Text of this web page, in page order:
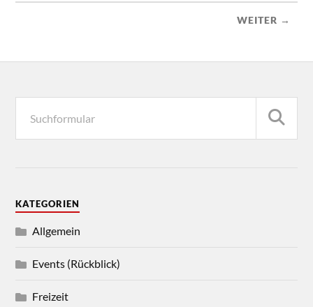
WEITER →
KATEGORIEN
Allgemein
Events (Rückblick)
Freizeit